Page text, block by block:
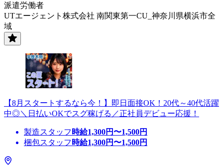
派遣労働者
UTエージェント株式会社 南関東第一CU_神奈川県横浜市全
域
【8月スタートするなら今！】即日面接OK！20代～40代活躍
中◎＼日払いOKでスグ稼げる／正社員デビュー応援！
製造スタッフ 時給1,300円〜1,500円
梱包スタッフ 時給1,300円〜1,500円